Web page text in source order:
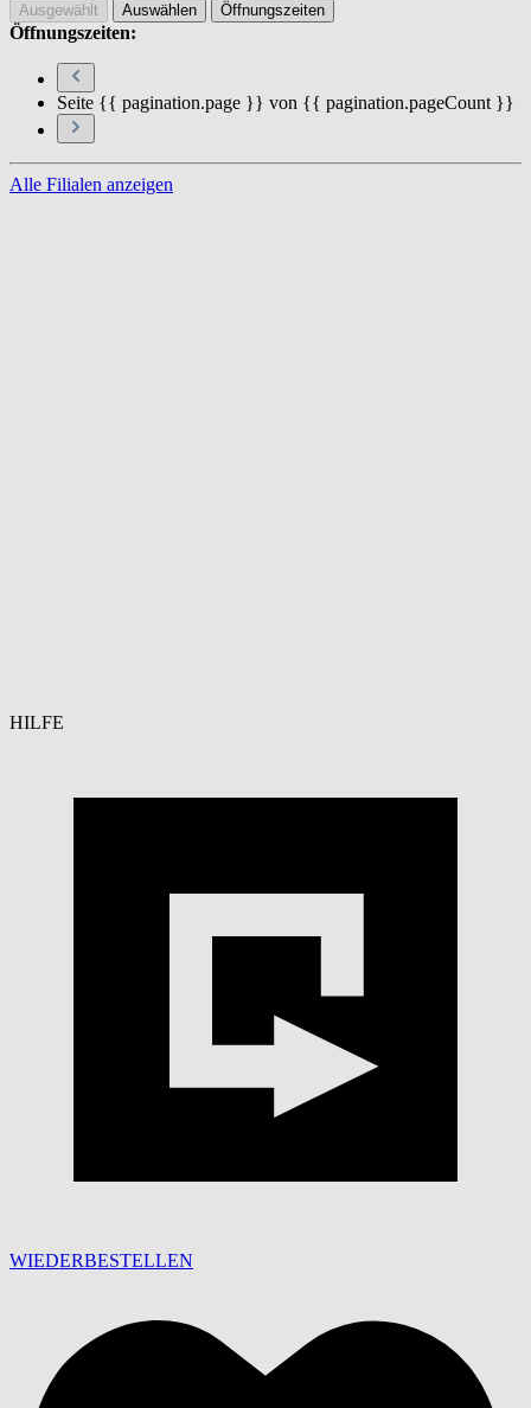
Ausgewählt Auswählen Öffnungszeiten
Öffnungszeiten:
Seite {{ pagination.page }} von {{ pagination.pageCount }}
Alle Filialen anzeigen
HILFE
WIEDERBESTELLEN